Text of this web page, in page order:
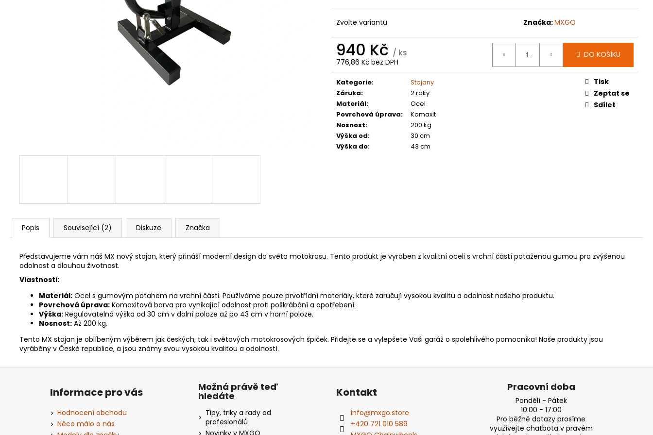
Zvolte variantu Značka:MXGO
940 Kč / ks
776,86 Kč bez DPH
Měrná
cena:
DO KOŠÍKU
Kategorie:
Stojany
Záruka:
2 roky
Materiál:
Ocel
Povrchová úprava:
Komaxit
Nosnost:
200 kg
Výška od:
30 cm
Výška do: 43 cm
Tisk
Zeptat se
Sdílet
Popis Související (2) Diskuze Značka
Představujeme vám náš MX nový stojan, který přináší moderní design do světa motokrosu. Tento produkt je vyroben z kvalitní oceli s vrchní částí potaženou gumou pro zvýšenou
odolnost a dlouhou životnost.
Vlastnosti:
Materiál: Ocel s gumovým potahem na vrchní části. Používáme pouze prvotřídní materiály, které zaručují vysokou kvalitu a odolnost našeho produktu.
Povrchová úprava: Komaxitová barva pro vynikající odolnost proti poškrábání a opotřebení.
Výška: Regulovatelná výška od 30 cm v dolní poloze až po 43 cm v horní poloze.
Nosnost: Až 200 kg.
Tento MX stojan je oblíbeným výběrem jak českých, tak i světových motokrosových špiček. Přidejte se a vylepšete Vaši garáž o spolehlivého pomocníka! Naše produkty jsou
vyráběny v České republice, a jsou známy svou vysokou kvalitou a odolností.
KOLEČKO FANTIC XXF 450 (22-24) E427
Z
Informace pro vás
Hodnocení obchodu
Něco málo o nás
Možná právě teď
hledáte
Tipy, triky a rady od
profesionálů
Novinky v MXGO
Kontakt
info@mxgo.store
+420 721 010 589
Pracovní doba
Pondělí - Pátek
10:00 - 17:00
Pro běžné dotazy prosíme
využívejte chatbota v pravém